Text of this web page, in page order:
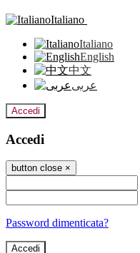
Italiano
Italiano
English
中文
عربى
Accedi
Accedi
button close ×
Password dimenticata?